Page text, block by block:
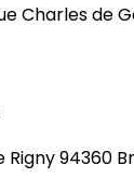
Charles de
Rigny 94360